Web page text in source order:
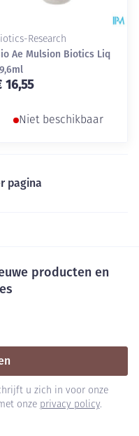
Research
Ae Mulsion Biotics Liq
16,55
Niet beschikbaar
pagina
producten en
u zich in voor onze
onze privacy policy.